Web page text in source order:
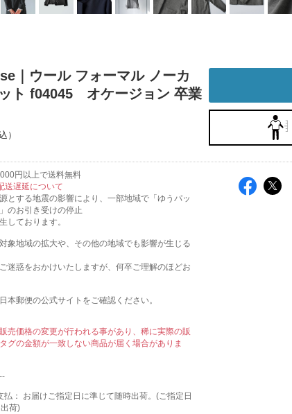
｜ウール フォーマル ノーカ
ト f04045 オケージョン 卒業
円以上で送料無料
送遅延について
とする地震の影響により、一部地域で「ゆうパッ
のお引き受けの停止
しております。
象地域の拡大や、その他の地域でも影響が生じる
迷惑をおかけいたしますが、何卒ご理解のほどお
本郵便の公式サイトをご確認ください。
売価格の変更が行われる事があり、稀に実際の販
グの金額が一致しない商品が届く場合がありま
払： お届けご指定日に準じて随時出荷。(ご指定日
荷)